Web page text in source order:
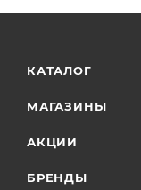
КАТАЛОГ
МАГАЗИНЫ
АКЦИИ
БРЕНДЫ